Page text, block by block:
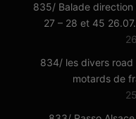
835/ Balade direction
27 – 28 et 45
834/ les divers
motards de